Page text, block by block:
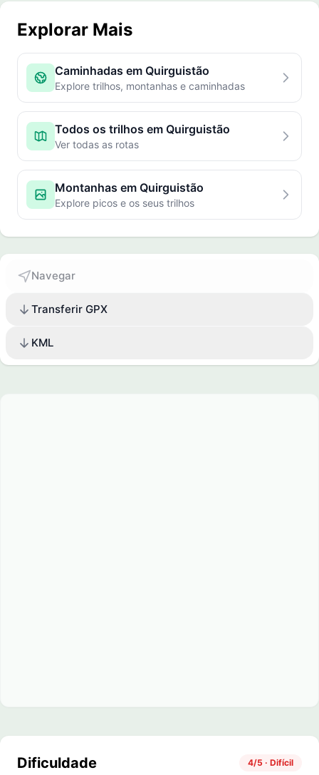
Explorar Mais
Caminhadas em Quirguistão
Explore trilhos, montanhas e caminhadas
Todos os trilhos em Quirguistão
Ver todas as rotas
Montanhas em Quirguistão
Explore picos e os seus trilhos
Navegar
Transferir GPX
KML
Dificuldade 4/5 · Difícil